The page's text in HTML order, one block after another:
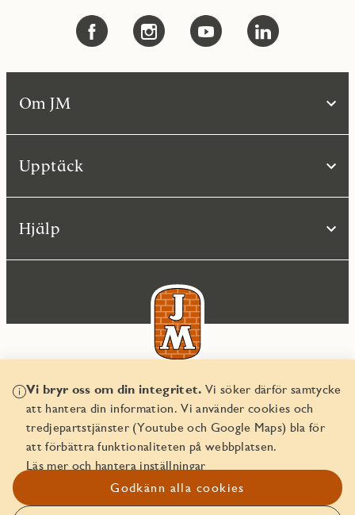
Vi bryr oss om din integritet. Vi söker därför samtycke
att hantera din information. Vi använder cookies och
tredjepartstjänster (Youtube och Google Maps) bla för
att förbättra funktionaliteten på webbplatsen.
Läs mer och hantera inställningar
Godkänn alla cookies
Om JM
Upptäck
Hjälp
© JM AB 2026
Organisationsnummer 556045-2103